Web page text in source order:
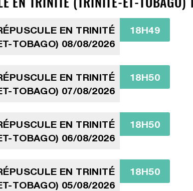
EN TRINITÉ
TOBAGO) 08/08/2026
18H49
EN TRINITÉ
TOBAGO) 07/08/2026
18H50
EN TRINITÉ
TOBAGO) 06/08/2026
18H50
EN TRINITÉ
TOBAGO) 05/08/2026
18H50